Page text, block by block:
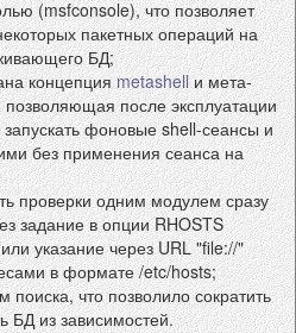
(msfconsole), что позволяет
пакетных операций на
БД;
концепцияmetashellи мета-
после эксплуатации
фоновые shell-сеансы и
без применения сеанса на
проверки одним модулем сразу
задание в опции RHOSTS
указание через URL "file://"
в формате /etc/hosts;
что позволило сократить
БД из зависимостей.